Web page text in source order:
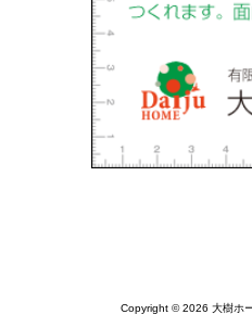
Copyright © 2026 大樹ホ